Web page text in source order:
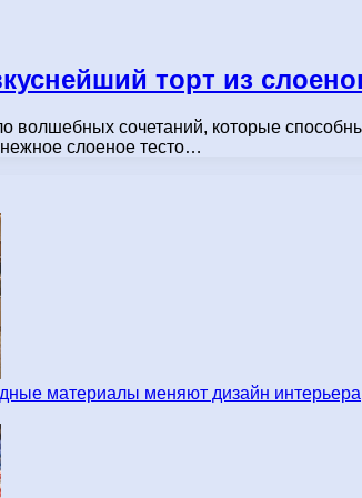
торт из
волшебных сочетаний, которые
слоеное тесто…
материалы меняют дизайн интерьера